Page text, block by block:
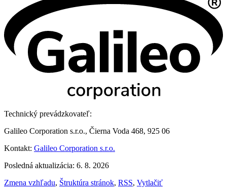
Technický prevádzkovateľ:
Galileo Corporation s.r.o., Čierna Voda 468, 925 06
Kontakt: Galileo Corporation s.r.o.
Posledná aktualizácia: 6. 8. 2026
Zmena vzhľadu, Štruktúra stránok, RSS, Vytlačiť